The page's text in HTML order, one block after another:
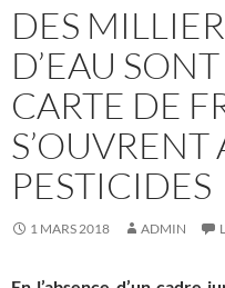
DES
D’EAU
CARTE DE
S’OUVRENT
PESTICIDES
1 MARS 2018 ADMIN